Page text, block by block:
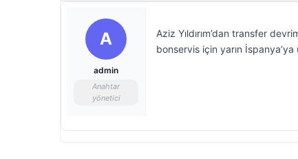
A
admin
Anahtar
yönetici
Aziz Yıldırım’dan transfer
bonservis için yarın İspanya’ya